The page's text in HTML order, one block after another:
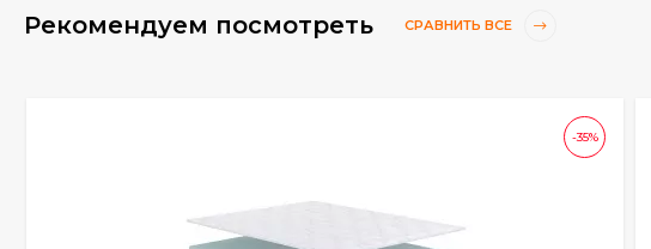
Рекомендуем посмотреть СРАВНИТЬ ВСЕ
-35%